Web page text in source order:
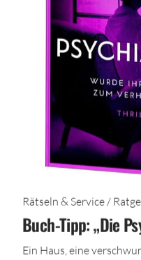
Rätseln & Service /
Buch-Tipp: „Die
Ein Haus, eine